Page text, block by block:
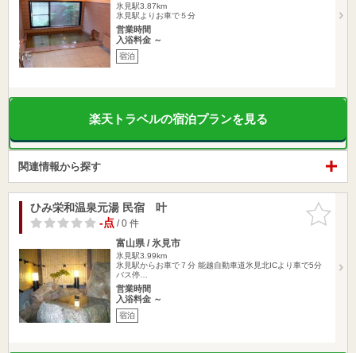
氷見駅3.87km
氷見駅よりお車で５分
営業時間
入浴料金 ～
宿泊
楽天トラベルの宿泊プランを見る
関連情報から探す
お気に入
りに追加
ひみ栄和温泉元湯 民宿 叶
-点/ 0 件
富山県 / 氷見市
氷見駅3.99km
氷見駅からお車で７分 能越自動車道氷見北ICより車で5分
バス停…
営業時間
入浴料金 ～
宿泊